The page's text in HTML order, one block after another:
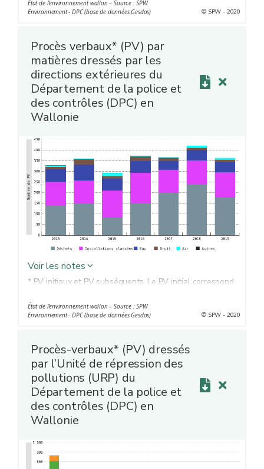
État de l'environnement wallon – Source : SPW
Environnement - DPC (base de données Gesdos)
© SPW - 2020
Procès verbaux* (PV) par
matières dressés par les
directions extérieures du
Département de la police et
des contrôles (DPC) en
Wallonie
Voir les notes
* PV initiaux et PV subséquents. Le PV initial correspond
infraction(s) concernant un ou plusieurs auteur(s)
** Établissements soumis à l’obtention d’un permis
d’environnement
État de l'environnement wallon – Source : SPW
Environnement - DPC (base de données Gesdos)
© SPW - 2020
Procès-verbaux* (PV) dressés
par l’Unité de répression des
pollutions (URP) du
Département de la police et
des contrôles (DPC) en
Wallonie